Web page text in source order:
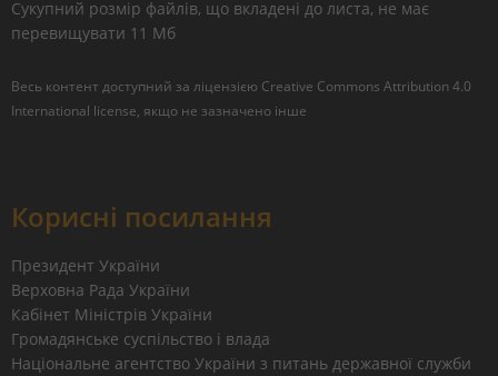
Сукупний розмір файлів, що вкладені до листа, не має
перевищувати 11 Мб
Весь контент доступний за ліцензією Creative Commons Attribution 4.0
International license, якщо не зазначено інше
Корисні посилання
Президент України
Верховна Рада України
Кабінет Міністрів України
Громадянське суспільство і влада
Національне агентство України з питань державної служби